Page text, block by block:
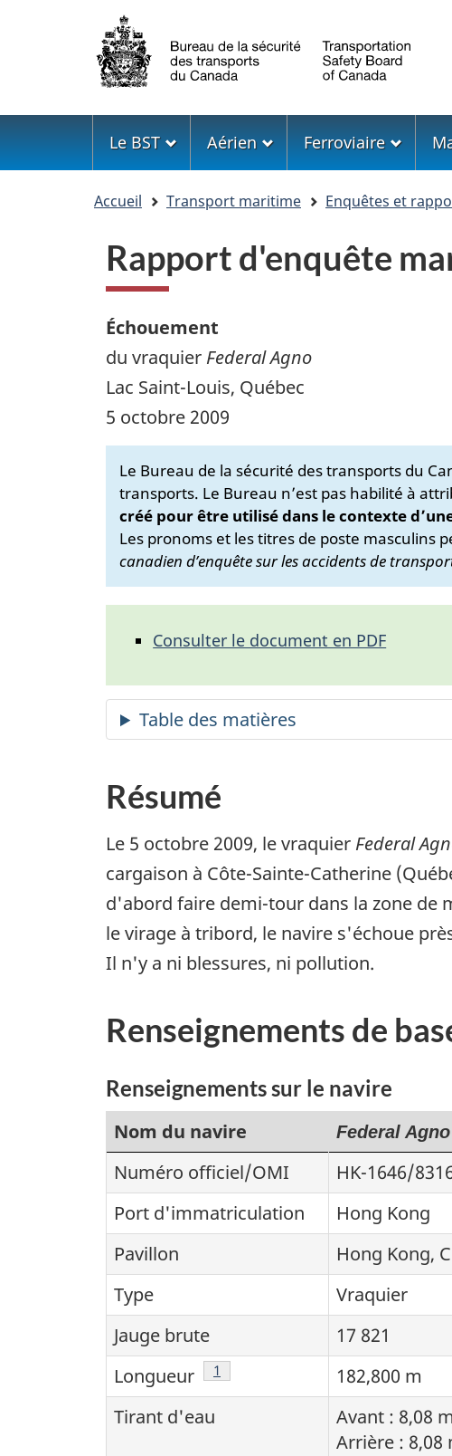
Sélection
de
la
langue
Menu
Le BST Aérien Ferroviaire
Accueil Transport maritime Enquêtes et
Rapport d'enquête
Échouement
du vraquier Federal Agno
Lac Saint-Louis, Québec
5 octobre 2009
Le Bureau de la sécurité des transports du
transports. Le Bureau n’est pas habilité à
créé pour être utilisé dans le contexte
Les pronoms et les titres de poste masculins
canadien d’enquête sur les accidents de
Consulter le document en PDF
Résumé
Le 5 octobre 2009, le vraquier Federal
cargaison à Côte-Sainte-Catherine
d'abord faire demi-tour dans la zone de
le virage à tribord, le navire s'échoue
Il n'y a ni blessures, ni pollution.
Renseignements de
Renseignements sur le navire
Nom du navire Federal Agno
Numéro officiel/OMI
HK-1646/
Port d'immatriculation
Hong Kong
Pavillon
Hong Kong,
Type
Vraquier
Jauge brute
17 821
Longueur
Note de bas de page
1
182,800 m
Tirant d'eau
Avant : 8,08 m
Arrière : 8,08